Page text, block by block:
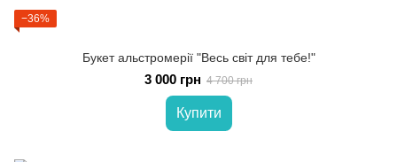
−36%
Букет альстромерії "Весь світ для тебе!"
3 000 грн 4 700 грн
Купити